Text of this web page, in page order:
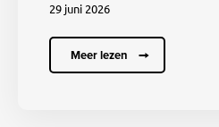
29 juni 2026
Meer lezen